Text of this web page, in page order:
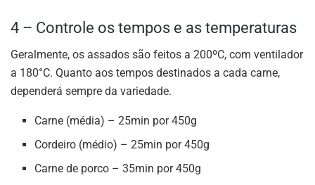
4 – Controle os tempos e as temperaturas
Geralmente, os assados são feitos a 200ºC, com ventilador
a 180°C. Quanto aos tempos destinados a cada carne,
dependerá sempre da variedade.
Carne (média) – 25min por 450g
Cordeiro (médio) – 25min por 450g
Carne de porco – 35min por 450g